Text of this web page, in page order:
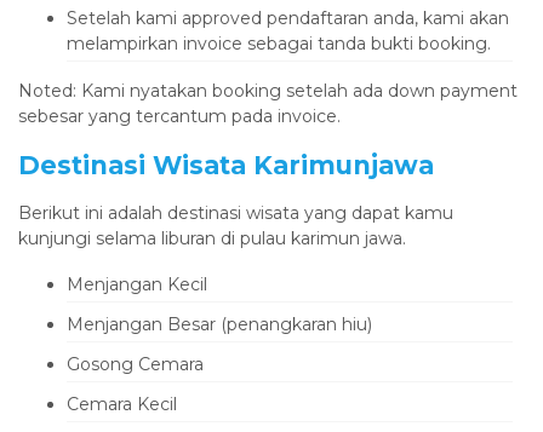
Setelah kami approved pendaftaran anda, kami akan
melampirkan invoice sebagai tanda bukti booking.
Noted: Kami nyatakan booking setelah ada down payment
sebesar yang tercantum pada invoice.
Destinasi Wisata Karimunjawa
Berikut ini adalah destinasi wisata yang dapat kamu
kunjungi selama liburan di pulau karimun jawa.
Menjangan Kecil
Menjangan Besar (penangkaran hiu)
Gosong Cemara
Cemara Kecil